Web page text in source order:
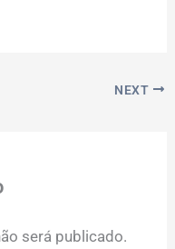
NEXT
será publicado.